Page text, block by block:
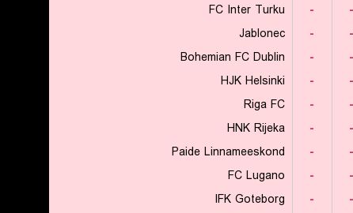
FC Inter Turku
- -
Jablonec
- -
Bohemian FC Dublin
- -
HJK Helsinki
- -
Riga FC
- -
HNK Rijeka
- -
Paide Linnameeskond
- -
FC Lugano
- -
IFK Goteborg
- -